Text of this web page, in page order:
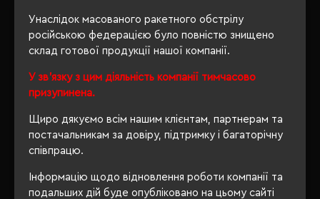
Унаслідок масованого ракетного обстрілу
російською федерацією було повністю знищено
склад готової продукції нашої компанії.
У зв'язку з цим діяльність компанії тимчасово
призупинена.
Щиро дякуємо всім нашим клієнтам, партнерам та
постачальникам за довіру, підтримку і багаторічну
співпрацю.
Інформацію щодо відновлення роботи компанії та
подальших дій буде опубліковано на цьому сайті
ВІДГУКИ
РЕКОМЕНДУЄМО